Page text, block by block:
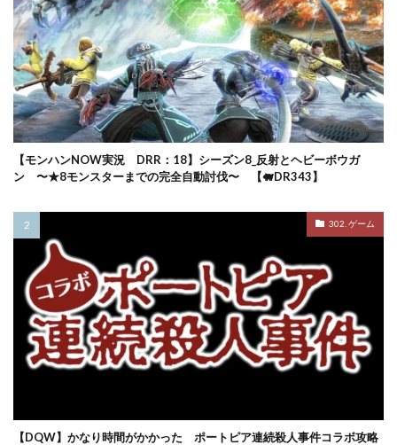
【モンハンNOW実況 DRR：18】シーズン8_反射とヘビーボウガ
ン 〜★8モンスターまでの完全自動討伐〜 【🐖DR343】
302. ゲーム
【DQW】かなり時間がかかった ポートピア連続殺人事件コラボ攻略